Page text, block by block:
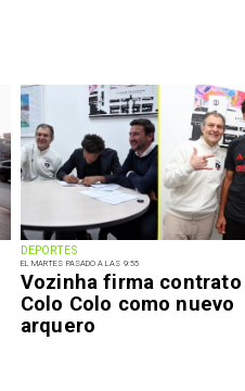
DEPORTES
EL MARTES PASADO A LAS 9:55
Vozinha firma contrato
Colo Colo como nuevo
arquero